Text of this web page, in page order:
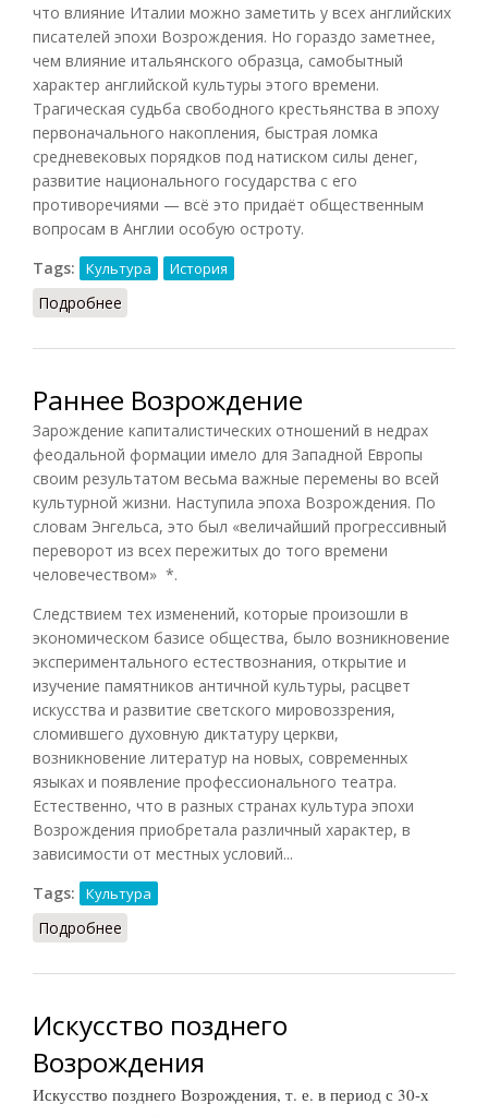
что влияние Италии можно заметить у всех английских
писателей эпохи Возрождения. Но гораздо заметнее,
чем влияние итальянского образца, самобытный
характер английской культуры этого времени.
Трагическая судьба свободного крестьянства в эпоху
первоначального накопления, быстрая ломка
средневековых порядков под натиском силы денег,
развитие национального государства с его
противоречиями — всё это придаёт общественным
вопросам в Англии особую остроту.
Tags:
Культура История
Подробнее
Раннее Возрождение
Зарождение капиталистических отношений в недрах
феодальной формации имело для Западной Европы
своим результатом весьма важные перемены во всей
культурной жизни. Наступила эпоха Возрождения. По
словам Энгельса, это был «величайший прогрессивный
переворот из всех пережитых до того времени
человечеством» *.
Следствием тех изменений, которые произошли в
экономическом базисе общества, было возникновение
экспериментального естествознания, открытие и
изучение памятников античной культуры, расцвет
искусства и развитие светского мировоззрения,
сломившего духовную диктатуру церкви,
возникновение литератур на новых, современных
языках и появление профессионального театра.
Естественно, что в разных странах культура эпохи
Возрождения приобретала различный характер, в
зависимости от местных условий...
Tags:
Культура
Подробнее
Искусство позднего
Возрождения
Искусство позднего Возрождения, т. е. в период с 30-х